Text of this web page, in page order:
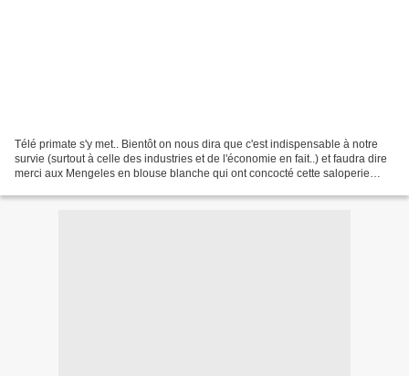
Télé primate s'y met.. Bientôt on nous dira que c'est indispensable à notre
survie (surtout à celle des industries et de l'économie en fait..) et faudra dire
merci aux Mengeles en blouse blanche qui ont concocté cette saloperie